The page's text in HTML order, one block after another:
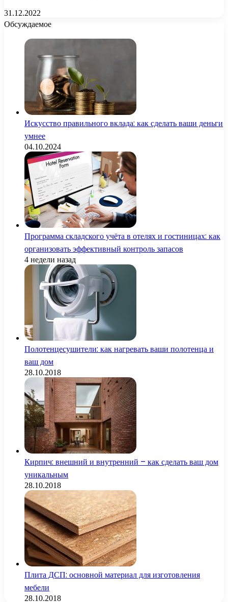
31.12.2022
Обсуждаемое
Искусство правильного вклада: как сделать ваши деньги
умнее
04.10.2024
Программа складского учёта в отелях и гостиницах: как
организовать эффективный контроль запасов
4 недели назад
Полотенцесушители: как нагревать ваши полотенца и
ваш дом
28.10.2018
Кирпич: внешний и внутренний – как сделать ваш дом
уникальным
28.10.2018
Плита ДСП: основной материал для изготовления
мебели
28.10.2018